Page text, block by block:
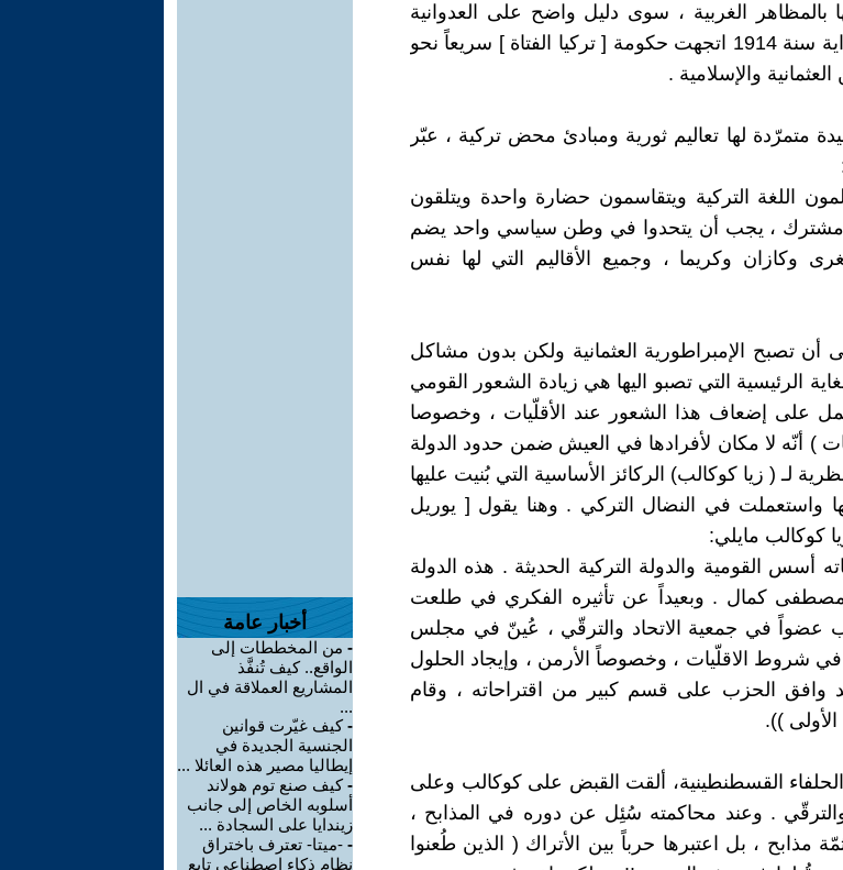
بالمظاهر الغربية ، سوى دليل واضح على العدوانية
التركية حيال الإسلام . في بداية سنة 1914 اتجهت حكومة [ تركيا الفتاة ] سريعاً نحو
والإسلامية .
متمرّدة لها تعاليم ثورية ومبادئ محض تركية ، عبّر
اللغة التركية ويتقاسمون حضارة واحدة ويتلقون
مشترك ، يجب أن يتحدوا في وطن سياسي واحد يضم
وكازان وكريما ، وجميع الأقاليم التي لها نفس
أن تصبح الإمبراطورية العثمانية ولكن بدون مشاكل
الرئيسية التي تصبو اليها هي زيادة الشعور القومي
على إضعاف هذا الشعور عند الأقلّيات ، وخصوصا
) أنّه لا مكان لأفرادها في العيش ضمن حدود الدولة
لـ ( زيا كوكالب) الركائز الأساسية التي بُنيت عليها
واستعملت في النضال التركي . وهنا يقول [ يوريل
كوكالب مايلي:
أسس القومية والدولة التركية الحديثة . هذه الدولة
مصطفى كمال . وبعيداً عن تأثيره الفكري في طلعت
عضواً في جمعية الاتحاد والترقّي ، عُينّ في مجلس
شروط الاقلّيات ، وخصوصاً الأرمن ، وإيجاد الحلول
وافق الحزب على قسم كبير من اقتراحاته ، وقام
الأولى )).
قوّات الحلفاء القسطنطينية، ألقت القبض على كوكالب وعلى
والترقّي . وعند محاكمته سُئِل عن دوره في المذابح ،
مذابح ، بل اعتبرها حرباً بين الأتراك ( الذين طُعنوا
أخبار عامة
- من المخططات إلى
الواقع.. كيف تُنفَّذ
المشاريع العملاقة في ال
...
-كيف غيّرت قوانين
الجنسية الجديدة في
إيطاليا مصير هذه العائلا ...
-كيف صنع توم هولاند
أسلوبه الخاص إلى جانب
زيندايا على السجادة ...
- -ميتا- تعترف باختراق
نظام ذكاء اصطناعي تابع